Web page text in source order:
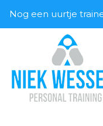
Nog een uurtje